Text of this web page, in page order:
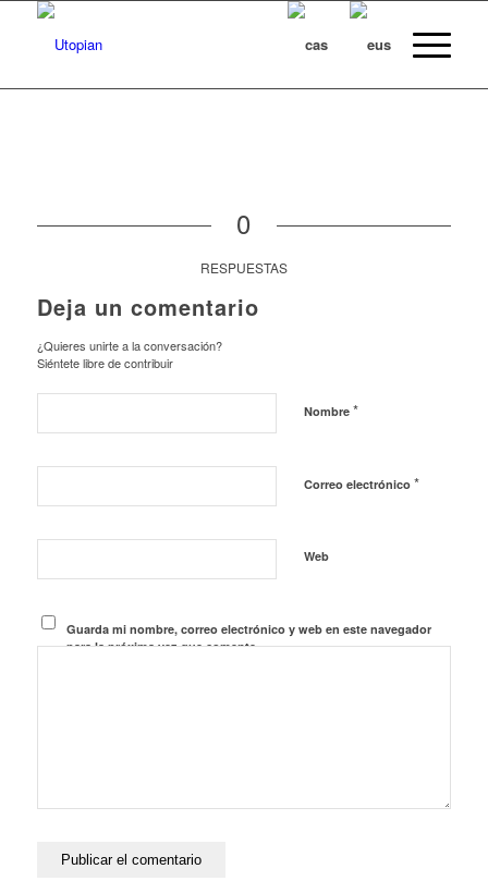
0
RESPUESTAS
Deja un comentario
¿Quieres unirte a la conversación?
Siéntete libre de contribuir
Nombre *
Correo electrónico *
Web
Guarda mi nombre, correo electrónico y web en este navegador
para la próxima vez que comente.